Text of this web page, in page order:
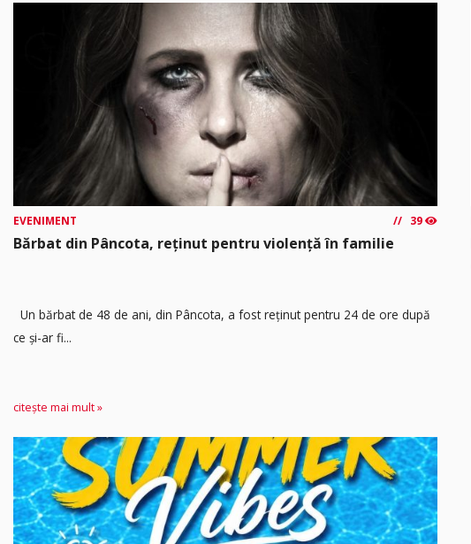
EVENIMENT 39
Bărbat din Pâncota, reținut pentru violență în familie
Un bărbat de 48 de ani, din Pâncota, a fost reținut pentru 24 de ore după
ce și-ar fi...
citește mai mult »